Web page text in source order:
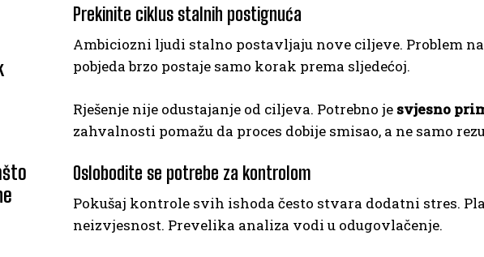
Prekinite ciklus stalnih postignuća
Ambiciozni ljudi stalno postavljaju nove ciljeve. Problem
pobjeda brzo postaje samo korak prema sljedećoj.
Rješenje nije odustajanje od ciljeva. Potrebno je svjesno
zahvalnosti pomažu da proces dobije smisao, a ne samo
Oslobodite se potrebe za kontrolom
Pokušaj kontrole svih ishoda često stvara dodatni stres.
neizvjesnost. Prevelika analiza vodi u odugovlačenje.